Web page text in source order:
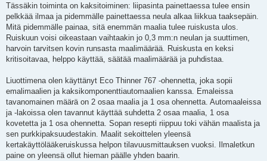
Tässäkin toiminta on kaksitoiminen: liipasinta painettaessa tulee ensin
pelkkää ilmaa ja pidemmälle painettaessa neula alkaa liikkua taaksepäin.
Mitä pidemmälle painaa, sitä enemmän maalia tulee ruiskusta ulos.
Ruiskuun voisi oikeastaan vaihtaakin jo 0,3 mm:n neulan ja suuttimen,
harvoin tarvitsen kovin runsasta maalimäärää. Ruiskusta en keksi
kritisoitavaa, helppo käyttää, säätää maalimäärää ja puhdistaa.
Liuottimena olen käyttänyt Eco Thinner 767 -ohennetta, joka sopii
emalimaalien ja kaksikomponenttiautomaalien kanssa. Emaleissa
tavanomainen määrä on 2 osaa maalia ja 1 osa ohennetta. Automaaleissa
ja -lakoissa olen tavannut käyttää suhdetta 2 osaa maalia, 1 osa
kovetetta ja 1 osa ohennetta. Sopan resepti riippuu toki vähän maalista ja
sen purkkipaksuudestakin. Maalit sekoittelen yleensä
kertakäyttölääkeruiskussa helpon tilavuusmittauksen vuoksi. Ilmaletkun
paine on yleensä ollut hieman päälle yhden baarin.